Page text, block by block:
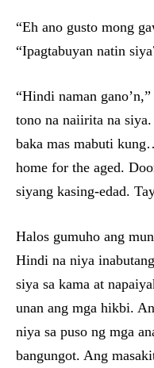
“Eh ano gusto mong
“Ipagtabuyan natin
“Hindi naman
tono na naiirita na siya.
baka mas mabuti
home for the aged.
siyang kasing-edad.
Halos gumuho ang
Hindi na niya
siya sa kama at
unan ang mga hikbi.
niya sa puso ng mga
bangungot. Ang